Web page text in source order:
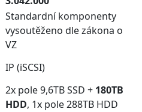
Standardní komponenty
vysoutěženo dle zákona o
VZ
IP (iSCSI)
2x pole 9,6TB SSD + 180TB
HDD, 1x pole 288TB HDD